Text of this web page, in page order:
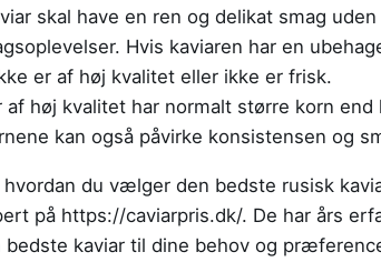
skal have en ren og delikat smag
Hvis kaviaren har en
er af høj kvalitet eller ikke er frisk.
af høj kvalitet har normalt større korn end
kan også påvirke konsistensen og
du vælger den bedste rusisk
på https://caviarpris.dk/. De har års
kaviar til dine behov og